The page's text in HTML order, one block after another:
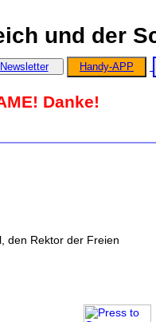
und der
Newsletter Handy-APP
Danke!
den Rektor der Freien